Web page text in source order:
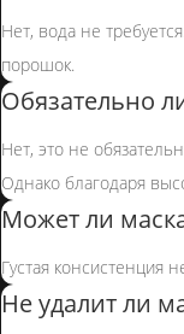
Нет, вода не
порошок.
Обязательно
Нет, это не
Однако благодаря
Может ли
Густая консистенция
Не удалит ли